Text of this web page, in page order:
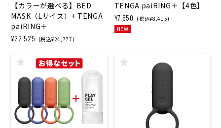
【カラーが選べる】BED
MASK（Lサイズ）+ TENGA
paiRING＋
¥22,525 (税込¥24,777)
TENGA paiRING＋【4色】
¥7,650 (税込¥8,415)
NEW